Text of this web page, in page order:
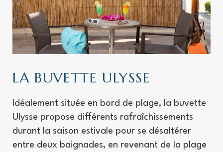
LA BUVETTE ULYSSE
Idéalement située en bord de plage, la buvette
Ulysse propose différents rafraîchissements
durant la saison estivale pour se désaltérer
entre deux baignades, en revenant de la plage